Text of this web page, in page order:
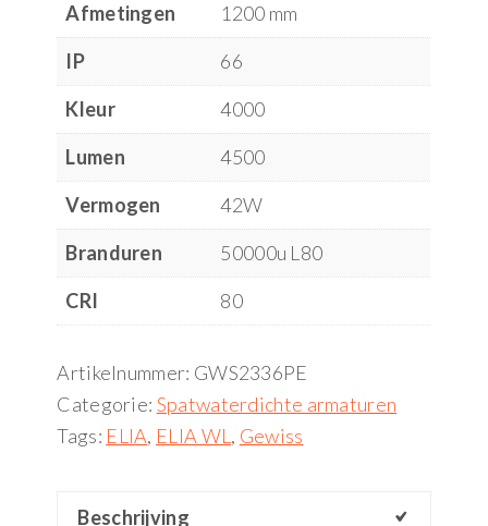
Afmetingen
1200 mm
IP
66
Kleur
4000
Lumen
4500
Vermogen
42W
Branduren
50000u L80
CRI
80
Artikelnummer: GWS2336PE
Categorie: Spatwaterdichte armaturen
Tags: ELIA, ELIA WL , Gewiss
Beschrijving